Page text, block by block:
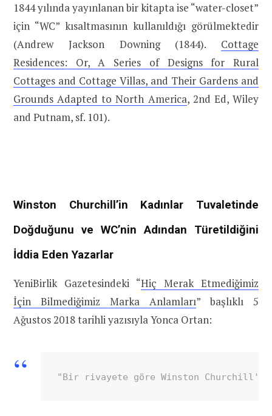
1844 yılında yayınlanan bir kitapta ise “water-closet”
için “WC” kısaltmasının kullanıldığı görülmektedir
(Andrew Jackson Downing (1844). Cottage
Residences: Or, A Series of Designs for Rural
Cottages and Cottage Villas, and Their Gardens and
Grounds Adapted to North America, 2nd Ed, Wiley
and Putnam, sf. 101).
Winston Churchill’in Kadınlar Tuvaletinde
Doğduğunu ve WC’nin Adından Türetildiğini
İddia Eden Yazarlar
YeniBirlik Gazetesindeki “Hiç Merak Etmediğimiz
İçin Bilmediğimiz Marka Anlamları” başlıklı 5
Ağustos 2018 tarihli yazısıyla Yonca Ortan:
"Bir rivayete göre Winston Churchill'in